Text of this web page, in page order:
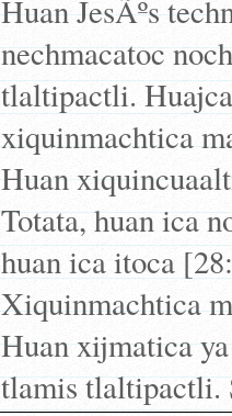
Huan JesÃºs
nechmacatoc
tlaltipactli.
xiquinmachtica
Huan
Totata, huan ica
huan ica itoca
Xiquinmachtica
Huan xijmatica
tlamis tlaltipactli.